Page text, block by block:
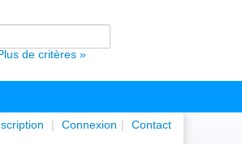
de critères »
| Connexion | Contact